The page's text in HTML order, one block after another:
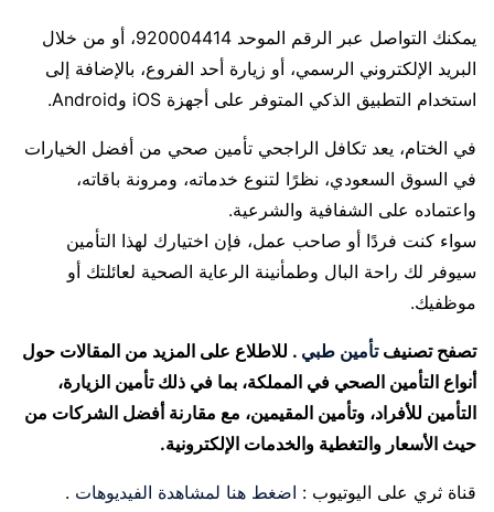
يمكنك التواصل عبر الرقم الموحد 920004414، أو من خلال
البريد الإلكتروني الرسمي، أو زيارة أحد الفروع، بالإضافة إلى
استخدام التطبيق الذكي المتوفر على أجهزة iOS وAndroid.
في الختام، يعد تكافل الراجحي تأمين صحي من أفضل الخيارات
في السوق السعودي، نظرًا لتنوع خدماته، ومرونة باقاته،
واعتماده على الشفافية والشرعية.
سواء كنت فردًا أو صاحب عمل، فإن اختيارك لهذا التأمين
سيوفر لك راحة البال وطمأنينة الرعاية الصحية لعائلتك أو
موظفيك.
تصفح تصنيفتأمين طبي . للاطلاع على المزيد من المقالات حول
أنواع التأمين الصحي في المملكة، بما في ذلك تأمين الزيارة،
التأمين للأفراد، وتأمين المقيمين، مع مقارنة أفضل الشركات من
حيث الأسعار والتغطية والخدمات الإلكترونية.
قناة ثري على اليوتيوب : اضغط هنا لمشاهدة الفيديوهات .